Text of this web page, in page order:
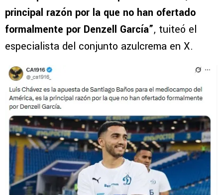
principal razón por la que no han ofertado
formalmente por Denzell García”, tuiteó el
especialista del conjunto azulcrema en X.